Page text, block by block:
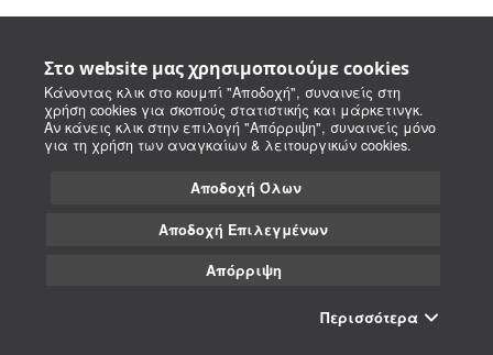
Στο website μας χρησιμοποιούμε cookies
Κάνοντας κλικ στο κουμπί "Αποδοχή", συναινείς στη
χρήση cookies για σκοπούς στατιστικής και μάρκετινγκ.
Αν κάνεις κλικ στην επιλογή "Απόρριψη", συναινείς μόνο
για τη χρήση των αναγκαίων & λειτουργικών cookies.
Αποδοχή Όλων
Αποδοχή Επιλεγμένων
Απόρριψη
Περισσότερα